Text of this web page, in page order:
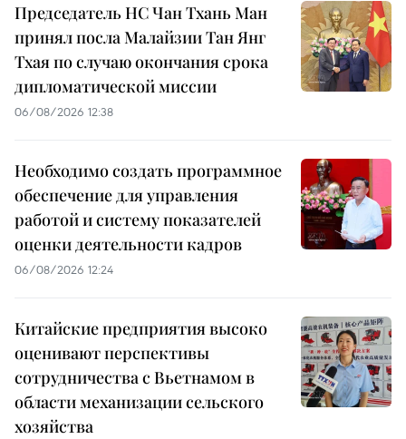
Председатель НС Чан Тхань Ман
принял посла Малайзии Тан Янг
Тхая по случаю окончания срока
дипломатической миссии
06/08/2026 12:38
Необходимо создать программное
обеспечение для управления
работой и систему показателей
оценки деятельности кадров
06/08/2026 12:24
Китайские предприятия высоко
оценивают перспективы
сотрудничества с Вьетнамом в
области механизации сельского
хозяйства